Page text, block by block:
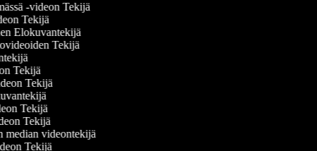
-videon Tekijä
Tekijä
Elokuvantekijä
Tekijä
Tekijä
Tekijä
Tekijä
Tekijä
median videontekijä
Tekijä